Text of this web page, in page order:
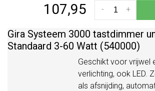
107,95 +
-
Gira Systeem 3000 tastdimmer
Standaard 3-60 Watt (540000)
Geschikt voor vrijwel
verlichting, ook LED.
als afsnijding,